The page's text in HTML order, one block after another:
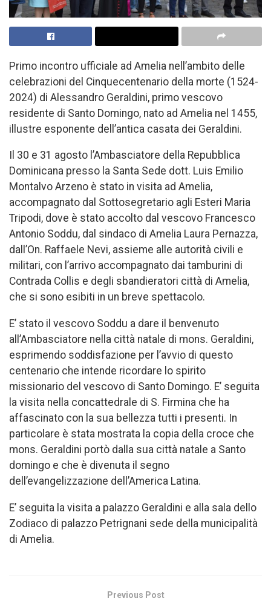
Primo incontro ufficiale ad Amelia nell’ambito delle
celebrazioni del Cinquecentenario della morte (1524-
2024) di Alessandro Geraldini, primo vescovo
residente di Santo Domingo, nato ad Amelia nel 1455,
illustre esponente dell’antica casata dei Geraldini.
Il 30 e 31 agosto l’Ambasciatore della Repubblica
Dominicana presso la Santa Sede dott. Luis Emilio
Montalvo Arzeno è stato in visita ad Amelia,
accompagnato dal Sottosegretario agli Esteri Maria
Tripodi, dove è stato accolto dal vescovo Francesco
Antonio Soddu, dal sindaco di Amelia Laura Pernazza,
dall’On. Raffaele Nevi, assieme alle autorità civili e
militari, con l’arrivo accompagnato dai tamburini di
Contrada Collis e degli sbandieratori città di Amelia,
che si sono esibiti in un breve spettacolo.
E’ stato il vescovo Soddu a dare il benvenuto
all’Ambasciatore nella città natale di mons. Geraldini,
esprimendo soddisfazione per l’avvio di questo
centenario che intende ricordare lo spirito
missionario del vescovo di Santo Domingo. E’ seguita
la visita nella concattedrale di S. Firmina che ha
affascinato con la sua bellezza tutti i presenti. In
particolare è stata mostrata la copia della croce che
mons. Geraldini portò dalla sua città natale a Santo
domingo e che è divenuta il segno
dell’evangelizzazione dell’America Latina.
E’ seguita la visita a palazzo Geraldini e alla sala dello
Zodiaco di palazzo Petrignani sede della municipalità
di Amelia.
Previous Post